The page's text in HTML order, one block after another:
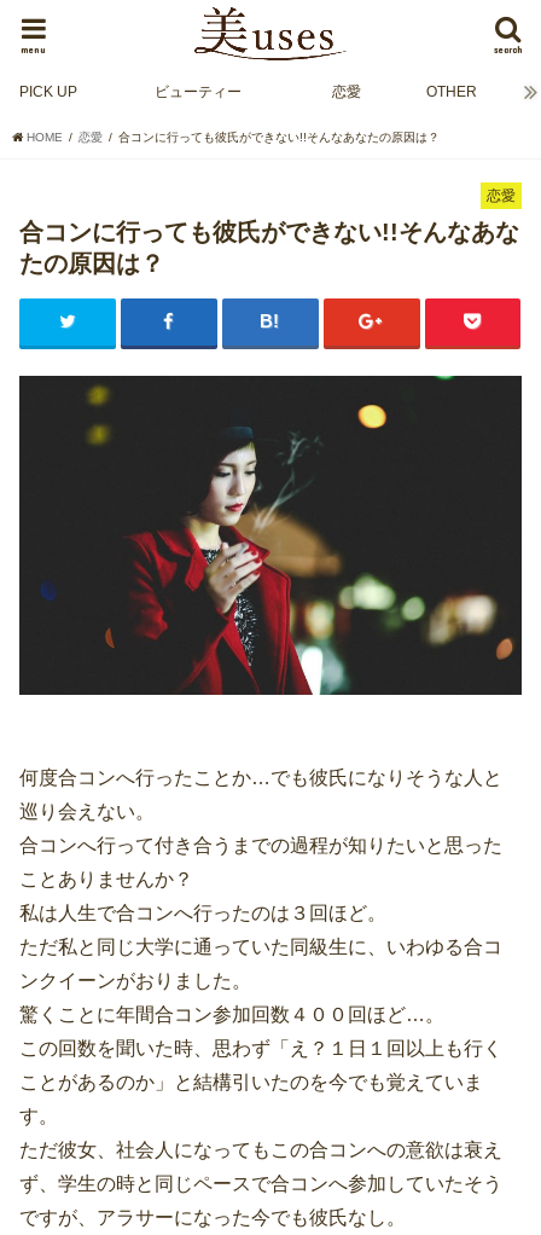
search
menu
PICK UP ビューティー 恋愛 OTHER
HOME 恋愛 合コンに行っても彼氏ができない!!そんなあなたの原因は？
恋愛
合コンに行っても彼氏ができない!!そんなあな
たの原因は？
何度合コンへ行ったことか…でも彼氏になりそうな人と
巡り会えない。
合コンへ行って付き合うまでの過程が知りたいと思った
ことありませんか？
私は人生で合コンへ行ったのは３回ほど。
ただ私と同じ大学に通っていた同級生に、いわゆる合コ
ンクイーンがおりました。
驚くことに年間合コン参加回数４００回ほど…。
この回数を聞いた時、思わず「え？１日１回以上も行く
ことがあるのか」と結構引いたのを今でも覚えていま
す。
ただ彼女、社会人になってもこの合コンへの意欲は衰え
ず、学生の時と同じペースで合コンへ参加していたそう
ですが、アラサーになった今でも彼氏なし。